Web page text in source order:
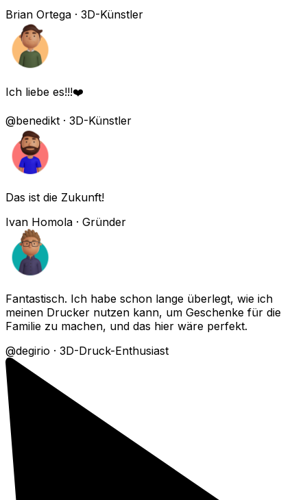
Brian Ortega · 3D-Künstler
Ich liebe es!!!❤️
@benedikt · 3D-Künstler
Das ist die Zukunft!
Ivan Homola · Gründer
Fantastisch. Ich habe schon lange überlegt, wie ich
meinen Drucker nutzen kann, um Geschenke für die
Familie zu machen, und das hier wäre perfekt.
@degirio · 3D-Druck-Enthusiast